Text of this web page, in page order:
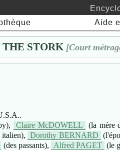
Aide
THE STORK [Court
Claire McDOWELL (la mère
Dorothy BERNARD
(des passants), Alfred PAGET (le